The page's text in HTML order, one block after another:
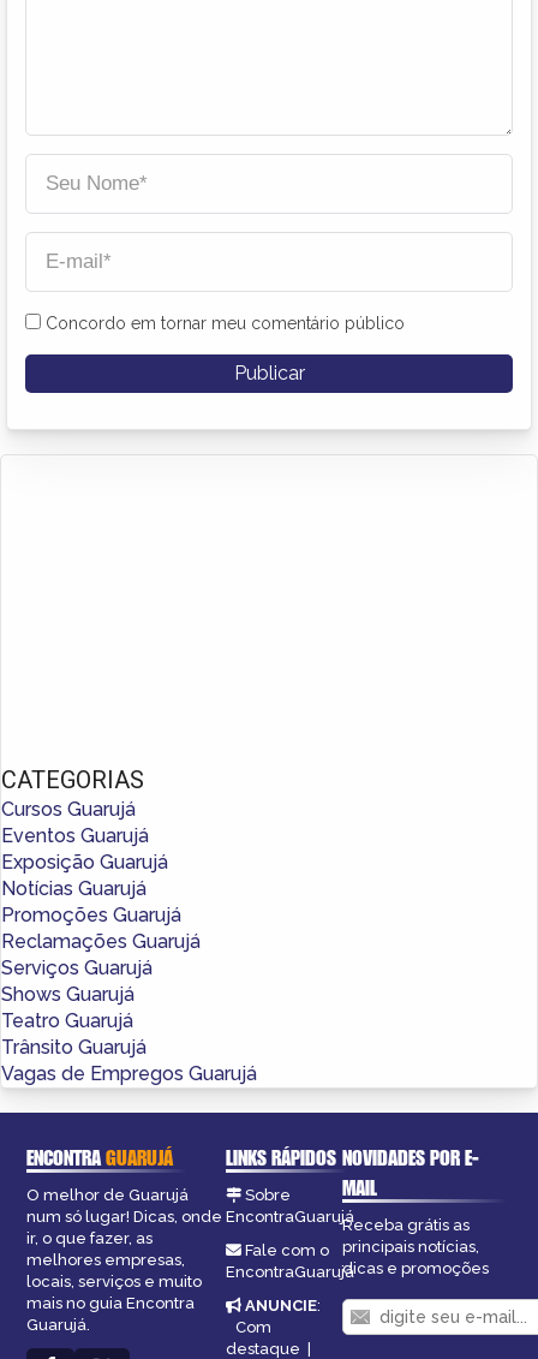
Concordo em tornar meu comentário público
CATEGORIAS
Cursos Guarujá
Eventos Guarujá
Exposição Guarujá
Notícias Guarujá
Promoções Guarujá
Reclamações Guarujá
Serviços Guarujá
Shows Guarujá
Teatro Guarujá
Trânsito Guarujá
Vagas de Empregos Guarujá
ENCONTRAGUARUJÁ
O melhor de Guarujá
num só lugar! Dicas, onde
ir, o que fazer, as
melhores empresas,
locais, serviços e muito
mais no guia Encontra
Guarujá.
LINKS RÁPIDOS
Sobre
EncontraGuarujá
Fale com o
EncontraGuarujá
ANUNCIE:
Com
destaque
NOVIDADES POR E-
MAIL
Receba grátis as
principais notícias,
dicas e promoções